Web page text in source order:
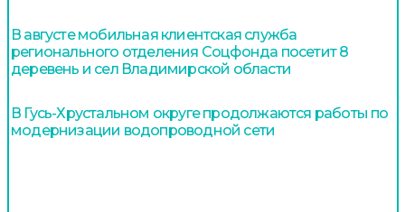
В августе мобильная клиентская служба
регионального отделения Соцфонда посетит 8
деревень и сел Владимирской области
В Гусь-Хрустальном округе продолжаются работы по
модернизации водопроводной сети